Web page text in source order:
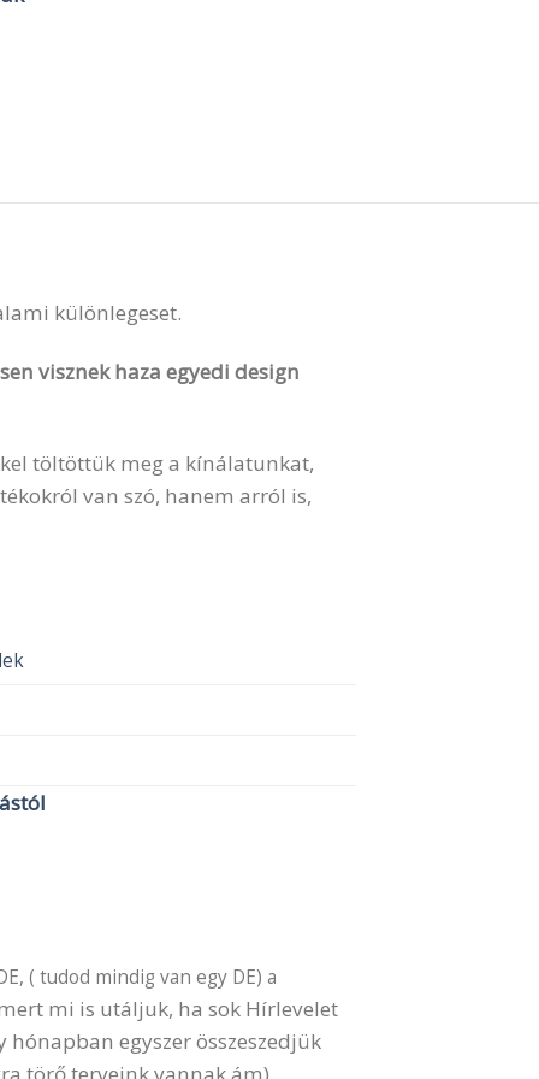
különlegeset.
visznek haza egyedi design
töltöttük meg a kínálatunkat,
van szó, hanem arról is,
( tudod mindig van egy DE) a
mi is utáljuk, ha sok Hírlevelet
egyszer összeszedjük